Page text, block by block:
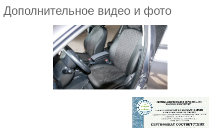
Дополнительное видео и фото